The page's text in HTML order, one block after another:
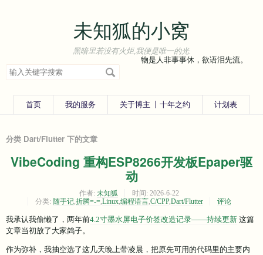
未知狐的小窝
黑暗里若没有火炬,我便是唯一的光.
搜
索
物是人非事事休，欲语泪先流。
首页 我的服务 关于博主 丨十年之约 计划表
分类 Dart/Flutter 下的文章
VibeCoding 重构ESP8266开发板Epaper驱
动
作者: 未知狐 时间: 2026-6-22
分类: 随手记,折腾=-=,Linux,编程语言,C/CPP,Dart/Flutter 评论
我承认我偷懒了，两年前4.2寸墨水屏电子价签改造记录——持续更新 这篇
文章当初放了大家鸽子。
作为弥补，我抽空选了这几天晚上带凌晨，把原先可用的代码里的主要内